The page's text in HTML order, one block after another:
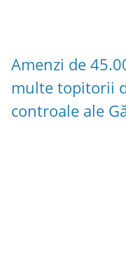
Amenzi de
multe topitorii
controale ale